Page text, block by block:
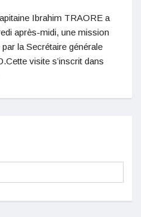
Ibrahim TRAORE a
après-midi, une mission
la Secrétaire générale
visite s’inscrit dans